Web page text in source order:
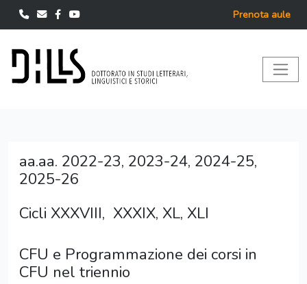
Prenota aule
aa.aa. 2022-23, 2023-24, 2024-25,
2025-26
Cicli XXXVIII, XXXIX, XL, XLI
CFU e Programmazione dei corsi in
CFU nel triennio